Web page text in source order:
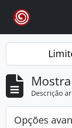
Skip to main content
Descrição
Opções